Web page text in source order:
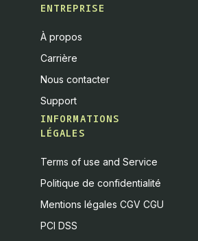
ENTREPRISE
À propos
Carrière
Nous contacter
Support
INFORMATIONS
LÉGALES
Terms of use and Service
Politique de confidentialité
Mentions légales CGV CGU
PCI DSS